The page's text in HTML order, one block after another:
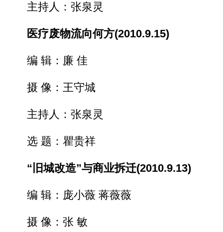
主持人：张泉灵
医疗废物流向何方(2010.9.15)
编 辑：廉 佳
摄 像：王守城
主持人：张泉灵
选 题：瞿贵祥
“旧城改造”与商业拆迁(2010.9.13)
编 辑：庞小薇 蒋薇薇
摄 像：张 敏